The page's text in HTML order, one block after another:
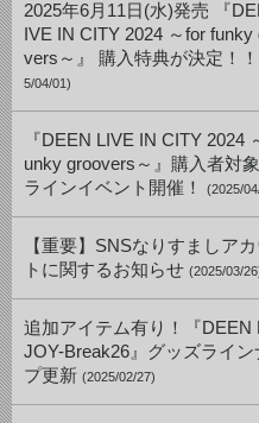
2025年6月11日(水)発売 『
IVE IN CITY 2024 ～for funky
vers～』 購入特典が決定！！
5/04/01)
『DEEN LIVE IN CITY 2024
unky groovers～』購入者対
ラインイベント開催！
(2025/
【重要】SNSなりすましア
トに関するお知らせ (2025/03/
追加アイテム有り！『DEEN
JOY-Break26』グッズライン
プ更新 (2025/02/27)